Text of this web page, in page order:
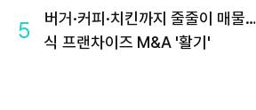
5
버거·커피·치킨까지 줄줄이 매물…
식 프랜차이즈 M&A '활기'